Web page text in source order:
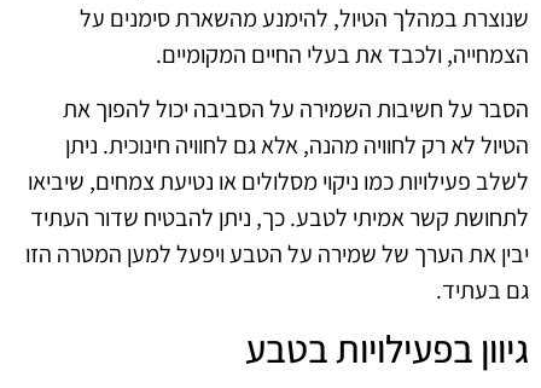
שנוצרת במהלך הטיול, להימנע מהשארת סימנים על
הצמחייה, ולכבד את בעלי החיים המקומיים.
הסבר על חשיבות השמירה על הסביבה יכול להפוך את
הטיול לא רק לחוויה מהנה, אלא גם לחוויה חינוכית. ניתן
לשלב פעילויות כמו ניקוי מסלולים או נטיעת צמחים, שיביאו
לתחושת קשר אמיתי לטבע. כך, ניתן להבטיח שדור העתיד
יבין את הערך של שמירה על הטבע ויפעל למען המטרה הזו
גם בעתיד.
גיוון בפעילויות בטבע